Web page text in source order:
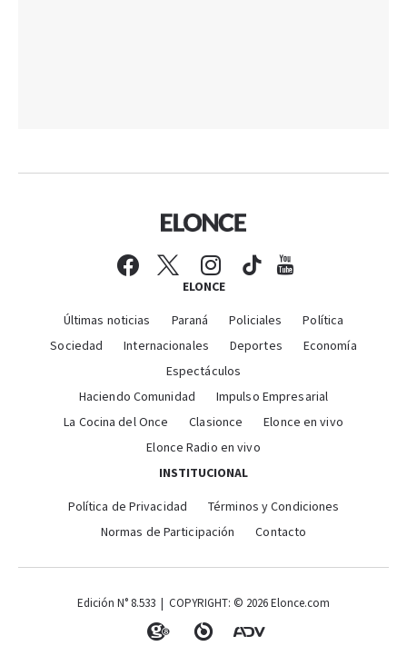
ELONCE
Últimas noticias Paraná Policiales
Política
Sociedad
Internacionales Deportes
Economía
Espectáculos
Haciendo Comunidad
Impulso Empresarial
La Cocina del Once
Clasionce
Elonce en vivo
Elonce Radio en vivo
INSTITUCIONAL
Política de Privacidad
Términos y Condiciones
Normas de Participación
Contacto
Edición N° 8.533 | COPYRIGHT: © 2026 Elonce.com